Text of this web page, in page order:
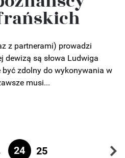
z partnerami) prowadzi
dewizą są słowa Ludwiga
być zdolny do wykonywania w
musi...
24 25